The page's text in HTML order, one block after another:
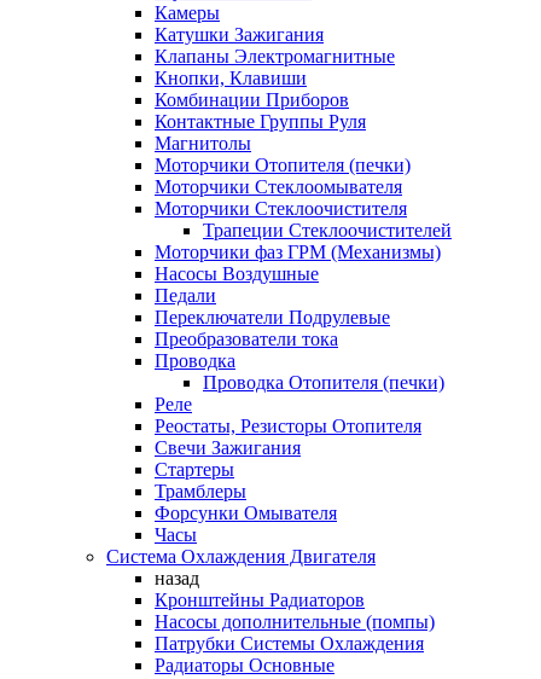
Камеры
Катушки Зажигания
Клапаны Электромагнитные
Кнопки, Клавиши
Комбинации Приборов
Контактные Группы Руля
Магнитолы
Моторчики Отопителя (печки)
Моторчики Стеклоомывателя
Моторчики Стеклоочистителя
Трапеции Стеклоочистителей
Моторчики фаз ГРМ (Механизмы)
Насосы Воздушные
Педали
Переключатели Подрулевые
Преобразователи тока
Проводка
Проводка Отопителя (печки)
Реле
Реостаты, Резисторы Отопителя
Свечи Зажигания
Стартеры
Трамблеры
Форсунки Омывателя
Часы
Система Охлаждения Двигателя
назад
Кронштейны Радиаторов
Насосы дополнительные (помпы)
Патрубки Системы Охлаждения
Радиаторы Основные